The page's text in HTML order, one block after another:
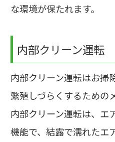
な環境が保たれます。
内部クリーン運転
内部クリーン運転はお掃
繁殖しづらくするための
内部クリーン運転は、エ
機能で、結露で濡れたエ